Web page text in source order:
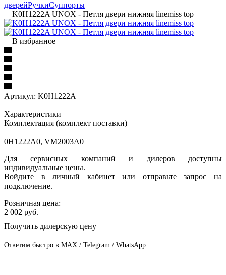
дверейРучкиСуппорты
—K0H1222A UNOX - Петля двери нижняя linemiss top
В избранное
Артикул: K0H1222A
Характеристики
Комплектация (комплект поставки)
—
0H1222A0, VM2003A0
Для сервисных компаний и дилеров доступны
индивидуальные цены.
Войдите в личный кабинет или отправьте запрос на
подключение.
Розничная цена:
2 002 руб.
Получить дилерскую цену
Ответим быстро в MAX / Telegram / WhatsApp